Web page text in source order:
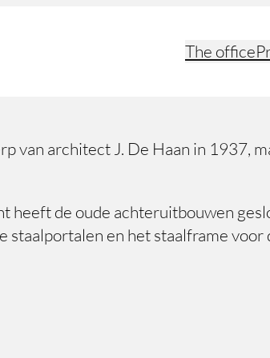
The office
van architect J. De Haan in 1937,
heeft de oude achteruitbouwen
en het staalframe voor